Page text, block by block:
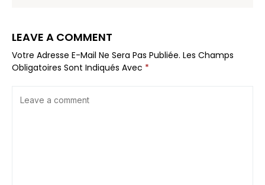
LEAVE A COMMENT
Votre Adresse E-Mail Ne Sera Pas Publiée. Les Champs
Obligatoires Sont Indiqués Avec *